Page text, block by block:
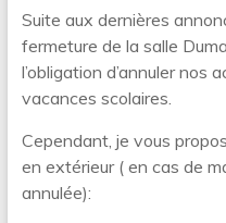
Suite aux dernières
fermeture de la salle
l’obligation d’annuler nos
vacances scolaires.
Cependant, je vous
en extérieur ( en cas de
annulée):